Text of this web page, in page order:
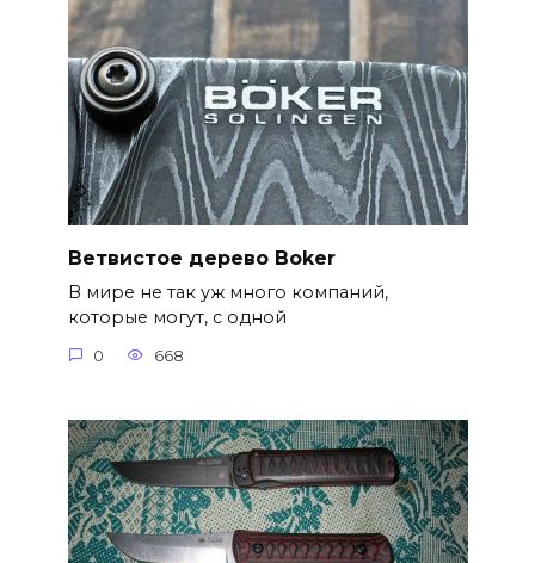
Ветвистое дерево Boker
В мире не так уж много компаний,
которые могут, с одной
0 668